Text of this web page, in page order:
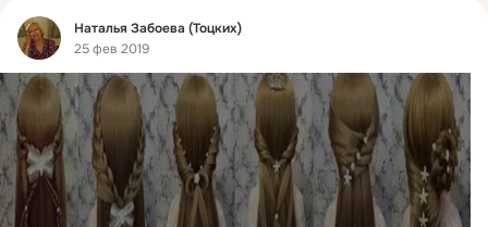
Фид
Наталья Забоева (Тоцких)
25 фев 2019